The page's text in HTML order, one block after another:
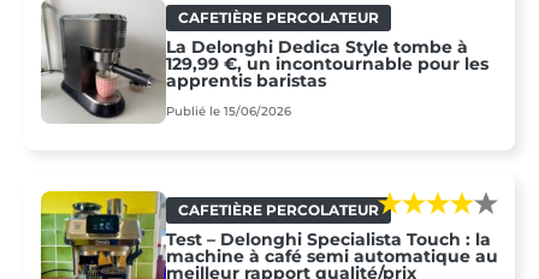
CAFETIÈRE PERCOLATEUR
La Delonghi Dedica Style tombe à
129,99 €, un incontournable pour les
apprentis baristas
Publié le 15/06/2026
CAFETIÈRE PERCOLATEUR
Test – Delonghi Specialista Touch : la
machine à café semi automatique au
meilleur rapport qualité/prix